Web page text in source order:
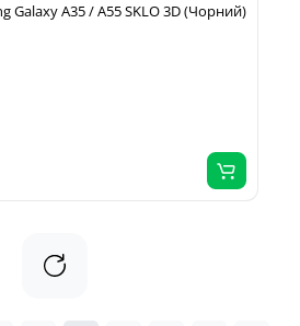
Galaxy A35 / A55 SKLO 3D (Чорний)